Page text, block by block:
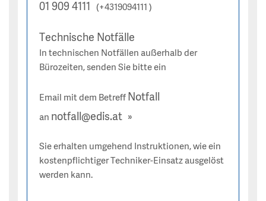
01 909 4111 (+4319094111 )
Technische Notfälle
In technischen Notfällen außerhalb der
Bürozeiten, senden Sie bitte ein
Email mit dem Betreff Notfall
an notfall@edis.at
Sie erhalten umgehend Instruktionen, wie ein
kostenpflichtiger Techniker-Einsatz ausgelöst
werden kann.